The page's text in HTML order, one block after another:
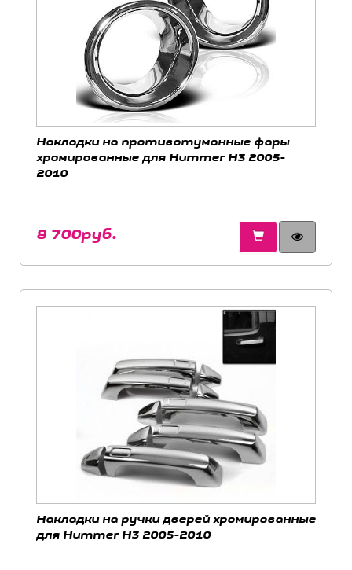
Накладки на противотуманные фары
хромированные для Hummer H3 2005-
2010
8 700руб.
Накладки на ручки дверей хромированные
для Hummer H3 2005-2010